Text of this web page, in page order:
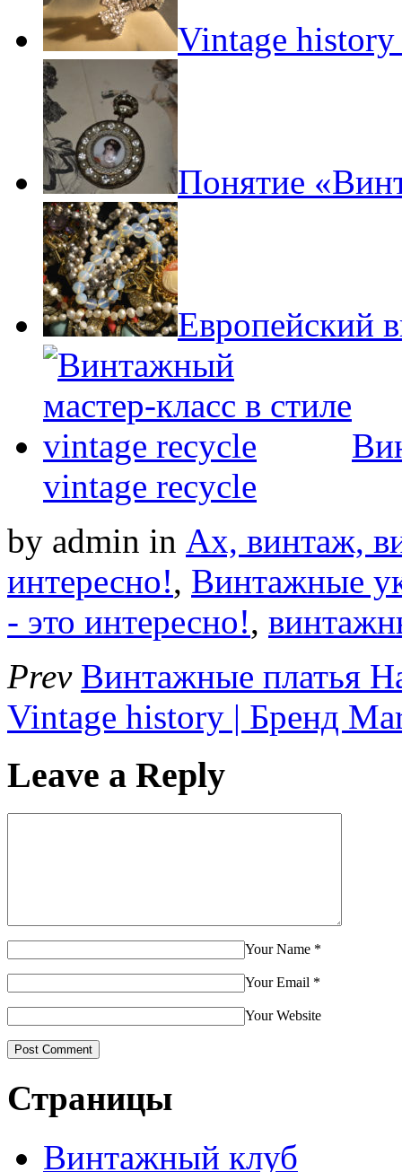
Vintage history
Понятие
Европейский
vintage recycle
by admin in Ах, винтаж,
интересно!, Винтажные
- это интересно!,
Prev Винтажные платья
Vintage history | Бренд
Leave a Reply
Your Name *
Your Email *
Your Website
Страницы
Винтажный клуб